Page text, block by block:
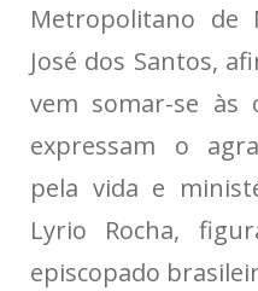
Metropolitano de
José dos Santos,
vem somar-se às
expressam o
pela vida e
Lyrio Rocha,
episcopado